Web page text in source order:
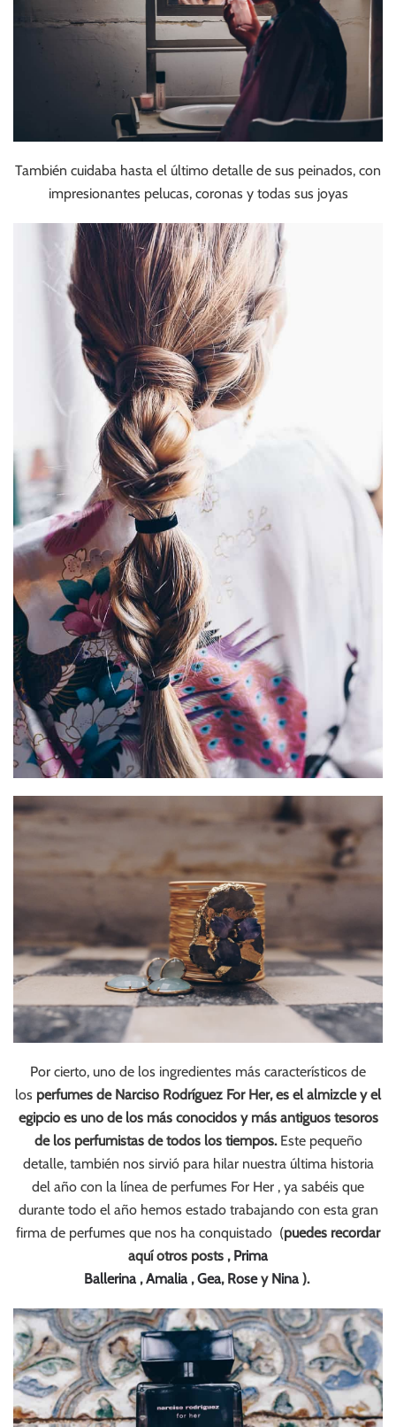
También cuidaba hasta el último detalle de sus peinados, con
impresionantes pelucas, coronas y todas sus joyas
Por cierto, uno de los ingredientes más característicos de
los perfumes de Narciso Rodríguez For Her, es el almizcle y el
egipcio es uno de los más conocidos y más antiguos tesoros
de los perfumistas de todos los tiempos.Este pequeño
detalle, también nos sirvió para hilar nuestra última historia
del año con la línea de perfumes For Her , ya sabéis que
durante todo el año hemos estado trabajando con esta gran
firma de perfumes que nos ha conquistado (puedes recordar
aquí otros posts , Prima
Ballerina,Amalia,Gea, Rosey Nina).